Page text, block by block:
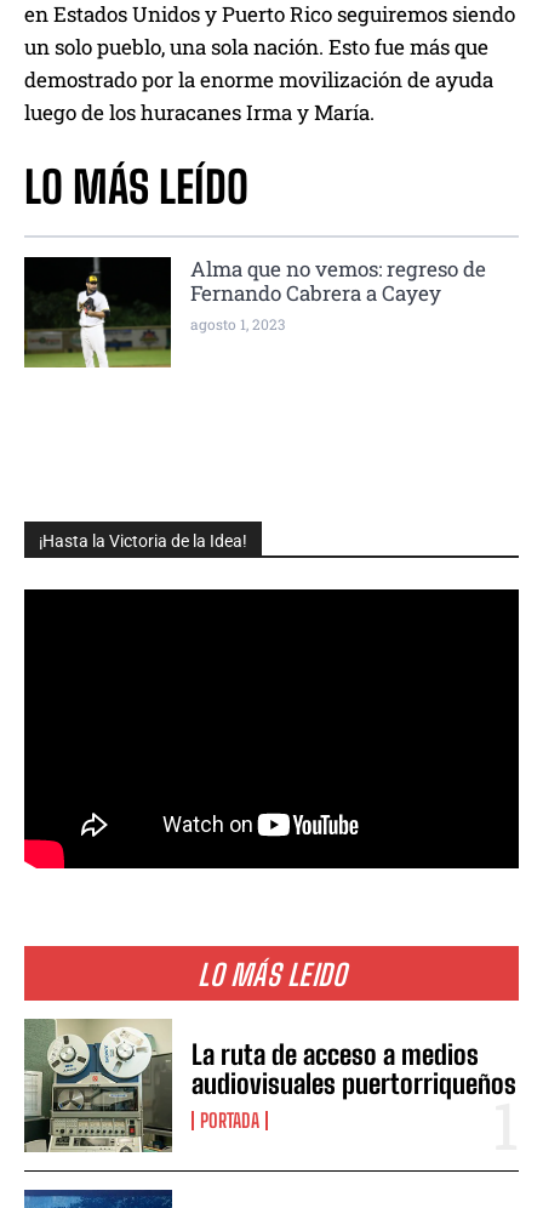
¡Hasta la Victoria de la Idea!
LO MÁS LEIDO
La ruta de acceso a medios
audiovisuales puertorriqueños
PORTADA
en Estados Unidos y Puerto Rico seguiremos siendo
un solo pueblo, una sola nación. Esto fue más que
demostrado por la enorme movilización de ayuda
luego de los huracanes Irma y María.
LO MÁS LEÍDO
Alma que no vemos: regreso de
Fernando Cabrera a Cayey
agosto 1, 2023